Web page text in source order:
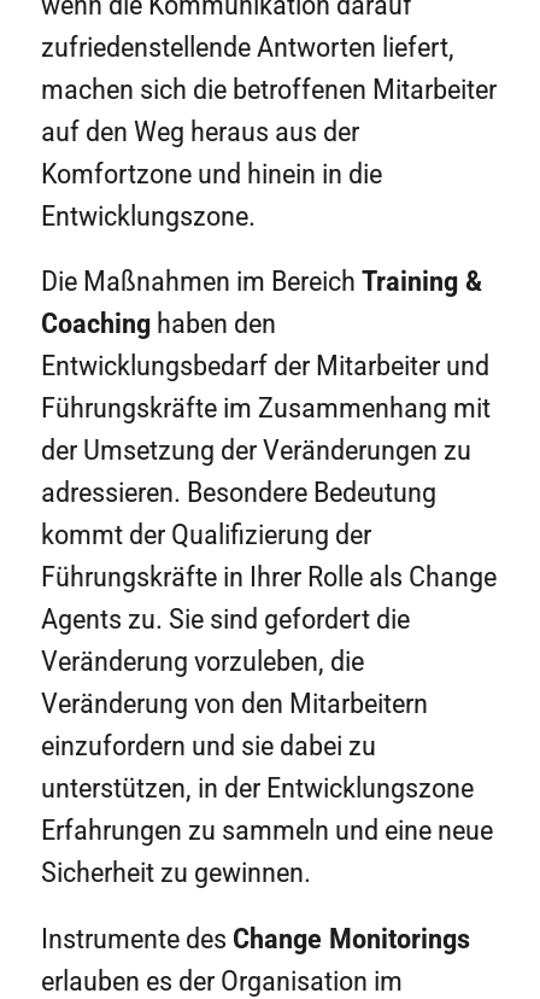
zufriedenstellende Antworten liefert,
machen sich die betroffenen Mitarbeiter
auf den Weg heraus aus der
Komfortzone und hinein in die
Entwicklungszone.
Die Maßnahmen im Bereich Training &
Coachinghaben den
Entwicklungsbedarf der Mitarbeiter und
Führungskräfte im Zusammenhang mit
der Umsetzung der Veränderungen zu
adressieren. Besondere Bedeutung
kommt der Qualifizierung der
Führungskräfte in Ihrer Rolle als Change
Agents zu. Sie sind gefordert die
Veränderung vorzuleben, die
Veränderung von den Mitarbeitern
einzufordern und sie dabei zu
unterstützen, in der Entwicklungszone
Erfahrungen zu sammeln und eine neue
Sicherheit zu gewinnen.
Instrumente des Change Monitorings
erlauben es der Organisation im